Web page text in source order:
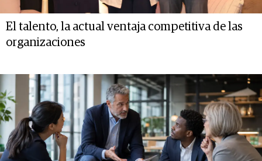
El talento, la actual ventaja competitiva de las
organizaciones